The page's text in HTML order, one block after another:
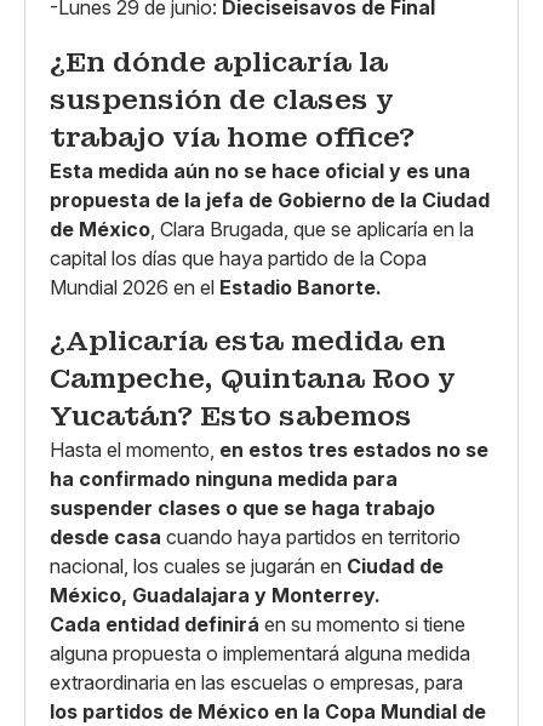
-Lunes 29 de junio: Dieciseisavos de Final
¿En dónde aplicaría la
suspensión de clases y
trabajo vía home office?
Esta medida aún no se hace oficial y es una
propuesta de la jefa de Gobierno de la Ciudad
de México , Clara Brugada, que se aplicaría en la
capital los días que haya partido de la Copa
Mundial 2026 en el Estadio Banorte.
¿Aplicaría esta medida en
Campeche, Quintana Roo y
Yucatán? Esto sabemos
Hasta el momento, en estos tres estados no se
ha confirmado ninguna medida para
suspender clases o que se haga trabajo
desde casa cuando haya partidos en territorio
nacional, los cuales se jugarán en Ciudad de
México, Guadalajara y Monterrey.
Cada entidad definirá en su momento si tiene
alguna propuesta o implementará alguna medida
extraordinaria en las escuelas o empresas, para
los partidos de México en la Copa Mundial de